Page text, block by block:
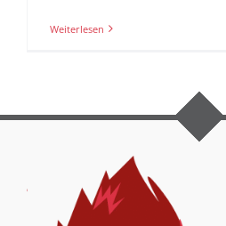
Weiterlesen